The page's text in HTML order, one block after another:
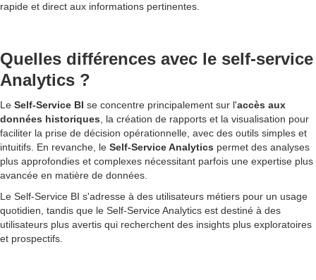
rapide et direct aux informations pertinentes.
Quelles différences avec le self-service
Analytics ?
Le Self-Service BI se concentre principalement sur l'accès aux
données historiques , la création de rapports et la visualisation pour
faciliter la prise de décision opérationnelle, avec des outils simples et
intuitifs. En revanche, le Self-Service Analytics permet des analyses
plus approfondies et complexes nécessitant parfois une expertise plus
avancée en matière de données.
Le Self-Service BI s'adresse à des utilisateurs métiers pour un usage
quotidien, tandis que le Self-Service Analytics est destiné à des
utilisateurs plus avertis qui recherchent des insights plus exploratoires
et prospectifs.